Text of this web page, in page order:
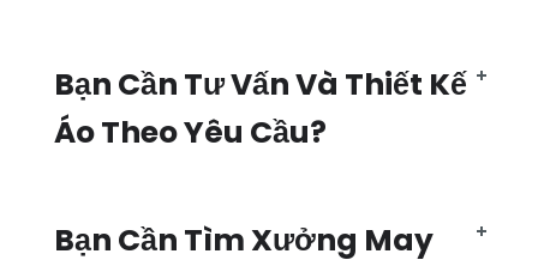
Bạn Cần Tư Vấn Và Thiết Kế
Áo Theo Yêu Cầu?
Bạn Cần Tìm Xưởng May